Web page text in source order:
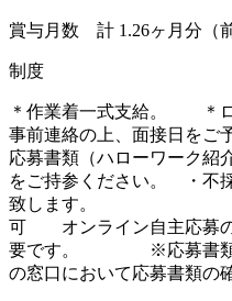
賞与月数 計 1.26ヶ月分（
制度
＊作業着一式支給。
事前連絡の上、面接日を
応募書類（ハローワーク
をご持参ください。 ・不
致します。 ■
可 オンライン自主応募の
要です。 ※応募書類を
の窓口において応募書類の